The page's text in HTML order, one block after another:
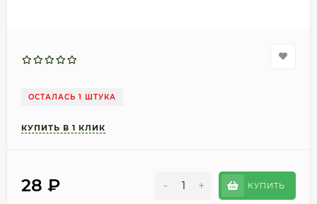
ОСТАЛАСЬ 1 ШТУКА
28 ₽ - + КУПИТЬ